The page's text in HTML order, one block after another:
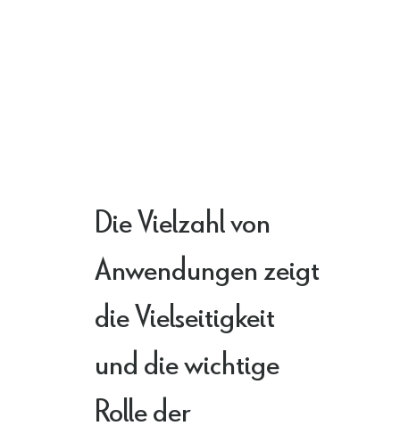
Die Vielzahl von
Anwendungen zeigt
die Vielseitigkeit
und die wichtige
Rolle der